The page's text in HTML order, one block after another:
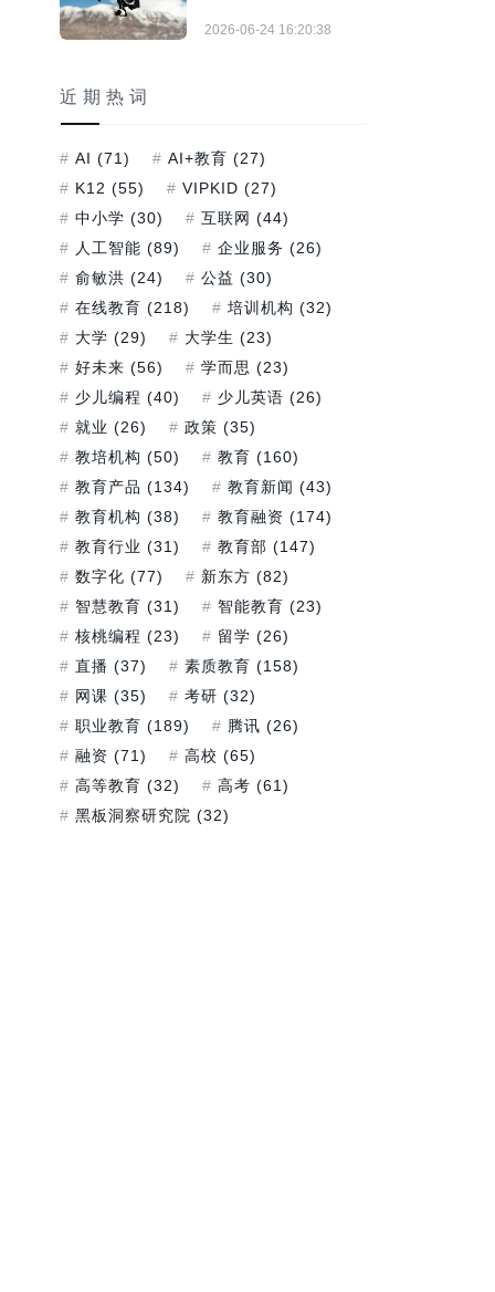
2026-06-24 16:20:38
近期热词
AI (71) AI+教育 (27)
K12 (55) VIPKID (27)
中小学 (30) 互联网 (44)
人工智能 (89) 企业服务 (26)
俞敏洪 (24) 公益 (30)
在线教育 (218) 培训机构 (32)
大学 (29) 大学生 (23)
好未来 (56) 学而思 (23)
少儿编程 (40) 少儿英语 (26)
就业 (26) 政策 (35)
教培机构 (50) 教育 (160)
教育产品 (134) 教育新闻 (43)
教育机构 (38) 教育融资 (174)
教育行业 (31) 教育部 (147)
数字化 (77) 新东方 (82)
智慧教育 (31) 智能教育 (23)
核桃编程 (23) 留学 (26)
直播 (37) 素质教育 (158)
网课 (35) 考研 (32)
职业教育 (189) 腾讯 (26)
融资 (71) 高校 (65)
高等教育 (32) 高考 (61)
黑板洞察研究院 (32)